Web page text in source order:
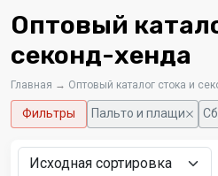
Оптовый
секонд-хенда
Главная → Оптовый каталог стока и
Фильтры Пальто и плащи